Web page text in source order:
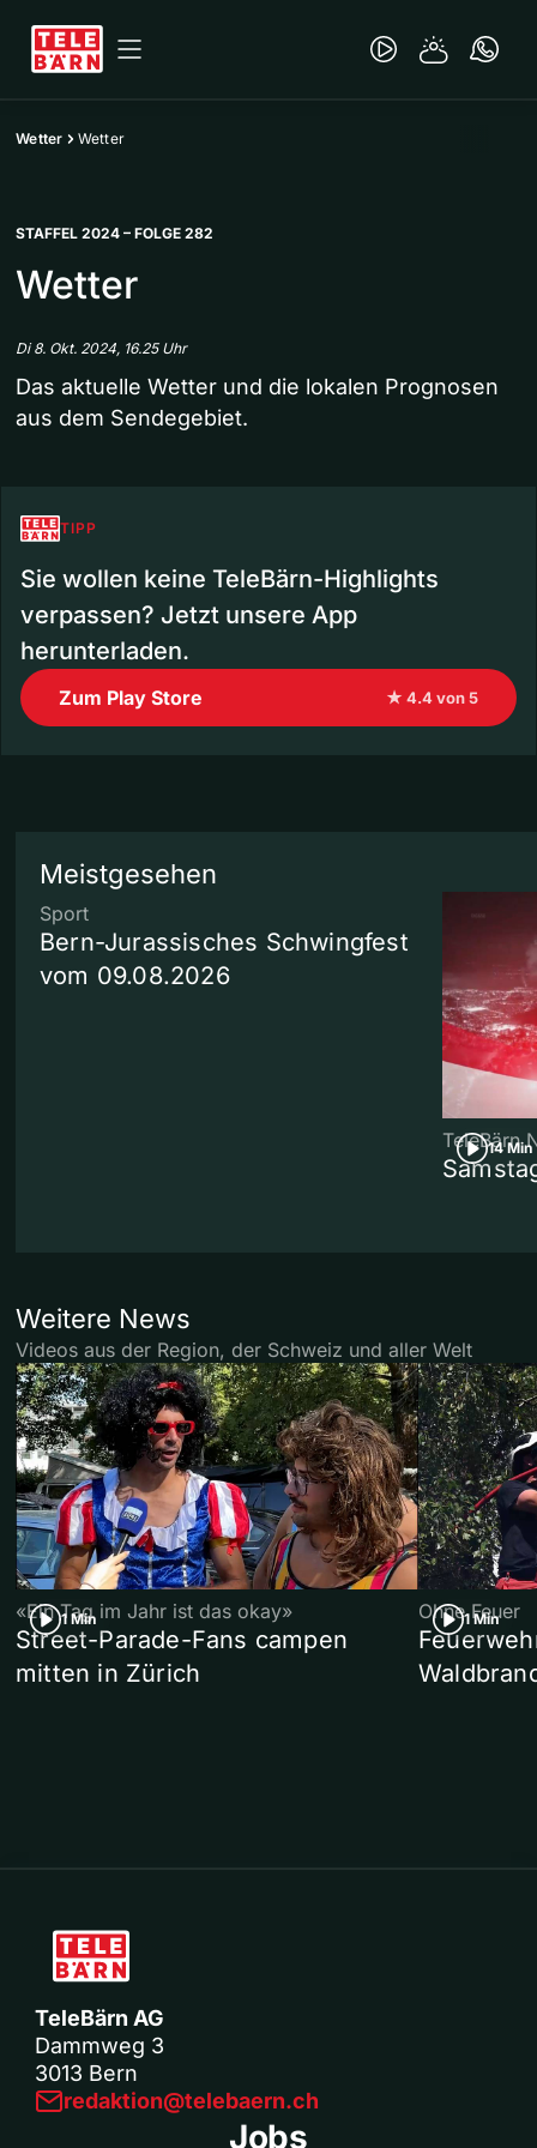
Wetter Wetter
STAFFEL 2024 – FOLGE 282
Wetter
Di 8. Okt. 2024, 16.25 Uhr
Das aktuelle Wetter und die lokalen Prognosen
aus dem Sendegebiet.
TIPP
Sie wollen keine TeleBärn-Highlights
verpassen? Jetzt unsere App
herunterladen.
Zum Play Store ★ 4.4 von 5
Meistgesehen
Sport
Bern-Jurassisches Schwingfest
vom 09.08.2026
14 Min
TeleBärn
Weitere News
Videos aus der Region, der Schweiz und aller Welt
1 Min
«Ein Tag im Jahr ist das okay»
Street-Parade-Fans campen
mitten in Zürich
1 Min
Ohne Feuer
TeleBärn AG
Dammweg 3
3013 Bern
redaktion@telebaern.ch
Jobs